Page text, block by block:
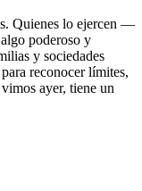
Quienes lo ejercen —
poderoso y
y sociedades
reconocer límites,
ayer, tiene un